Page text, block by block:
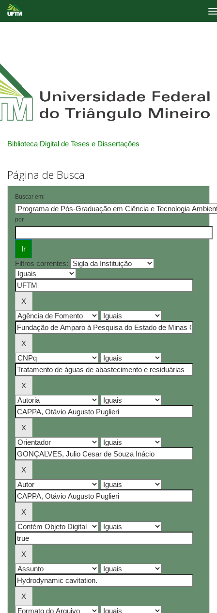
Biblioteca Digital de Teses e Dissertações
Página de Busca
Buscar em:
por
Filtros correntes: